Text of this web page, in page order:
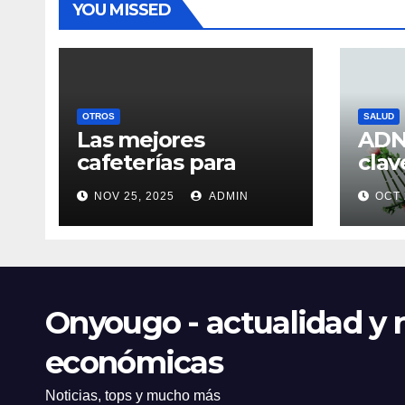
YOU MISSED
OTROS
Las mejores
cafeterías para
trabajar o estudiar
en el centro de Vigo
NOV 25, 2025 ADMIN
SALUD
OCT
Onyougo - actualidad y
económicas
Noticias, tops y mucho más